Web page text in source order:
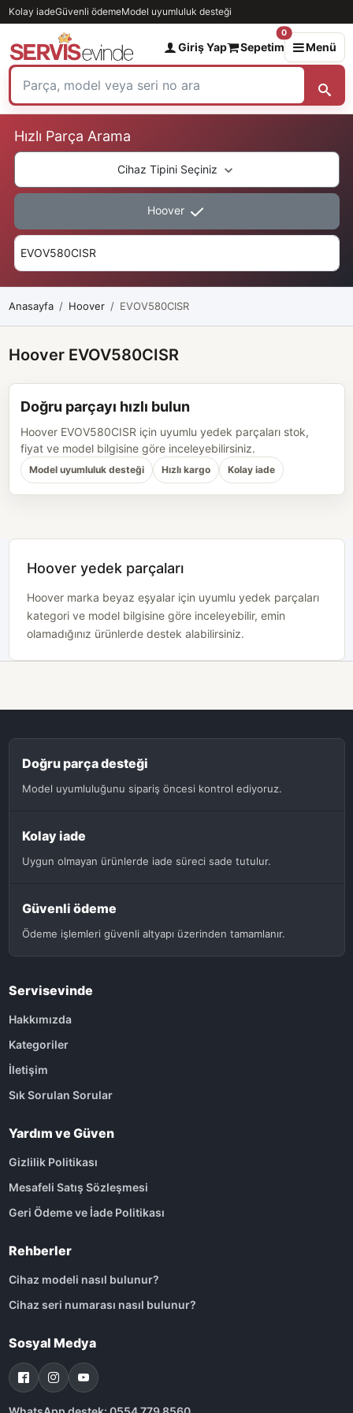
Kolay iadeGüvenli ödemeModel uyumluluk desteği
Giriş Yap Sepetim
0
Menü
Hızlı Parça Arama
Cihaz Tipini Seçiniz
Hoover
Anasayfa Hoover EVOV580CISR
Hoover EVOV580CISR
Doğru parçayı hızlı bulun
Hoover EVOV580CISR için uyumlu yedek parçaları stok,
fiyat ve model bilgisine göre inceleyebilirsiniz.
Model uyumluluk desteği Hızlı kargo Kolay iade
Hoover yedek parçaları
Hoover marka beyaz eşyalar için uyumlu yedek parçaları
kategori ve model bilgisine göre inceleyebilir, emin
olamadığınız ürünlerde destek alabilirsiniz.
Doğru parça desteği
Model uyumluluğunu sipariş öncesi kontrol ediyoruz.
Kolay iade
Uygun olmayan ürünlerde iade süreci sade tutulur.
Güvenli ödeme
Ödeme işlemleri güvenli altyapı üzerinden tamamlanır.
Servisevinde
Hakkımızda
Kategoriler
İletişim
Sık Sorulan Sorular
Yardım ve Güven
Gizlilik Politikası
Mesafeli Satış Sözleşmesi
Geri Ödeme ve İade Politikası
Rehberler
Cihaz modeli nasıl bulunur?
Cihaz seri numarası nasıl bulunur?
Sosyal Medya